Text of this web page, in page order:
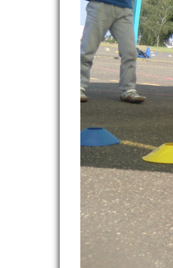
CLUBS ET COMITÉS
REVUE DE PRESSE